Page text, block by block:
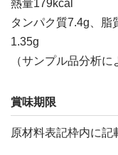
熱量179kcal
タンパク質7.4g、脂
1.35g
（サンプル品分析に
賞味期限
原材料表記枠内に記